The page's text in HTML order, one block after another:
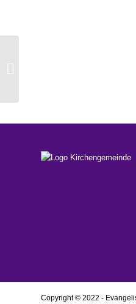
Copyright © 2022 -